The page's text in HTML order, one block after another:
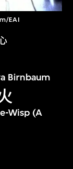
EAI
Birnbaum
Wisp (A
世纪视觉